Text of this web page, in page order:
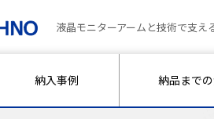
液晶モニターアームと技術で支
納入事例 納品まで